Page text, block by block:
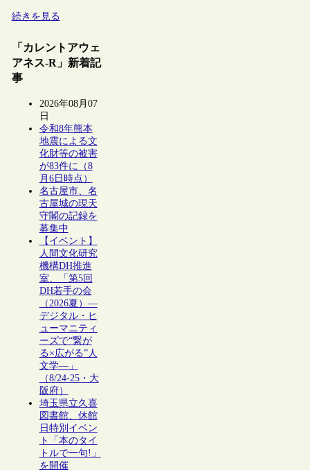
続きを見る
「カレントアウェ
アネス-R」新着記
事
2026年08月07
日
令和8年熊本
地震による文
化財等の被害
が83件に（8
月6日時点）
名古屋市、名
古屋城の現天
守閣の記録を
募集中
【イベント】
人間文化研究
機構DH推進
室、「第5回
DH若手の会
（2026夏）―
デジタル・ヒ
ューマニティ
ーズで“繋が
る×広がる”人
文学―」
（8/24-25・大
阪府）
埼玉県立久喜
図書館、休館
日特別イベン
ト「本のタイ
トルで一句!」
を開催